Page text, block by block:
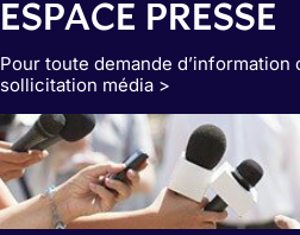
ESPACE PRESSE
Pour toute demande d’information
sollicitation média >